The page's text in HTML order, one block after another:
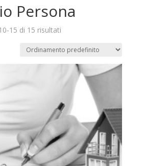
Persona
15 di 15 risultati